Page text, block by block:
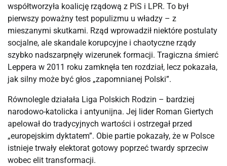
współtworzyła koalicję rządową z PiS i LPR. To był
pierwszy poważny test populizmu u władzy – z
mieszanymi skutkami. Rząd wprowadził niektóre postulaty
socjalne, ale skandale korupcyjne i chaotyczne rządy
szybko nadszarpnęły wizerunek formacji. Tragiczna śmierć
Leppera w 2011 roku zamknęła ten rozdział, lecz pokazała,
jak silny może być głos „zapomnianej Polski”.
Równolegle działała Liga Polskich Rodzin – bardziej
narodowo-katolicka i antyunijna. Jej lider Roman Giertych
apelował do tradycyjnych wartości i ostrzegał przed
„europejskim dyktatem”. Obie partie pokazały, że w Polsce
istnieje trwały elektorat gotowy poprzeć twardy sprzeciw
wobec elit transformacji.